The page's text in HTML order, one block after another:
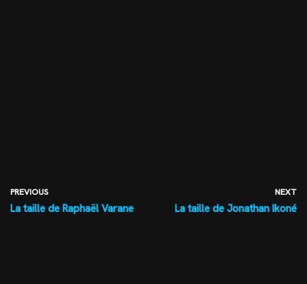
PREVIOUS
La taille de Raphaël Varane
NEXT
La taille de Jonathan Ikoné